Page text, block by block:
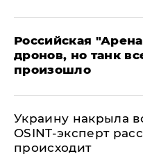
​Российская
дронов, но танк
произошло
​Украину накрыла
OSINT-эксперт
происходит